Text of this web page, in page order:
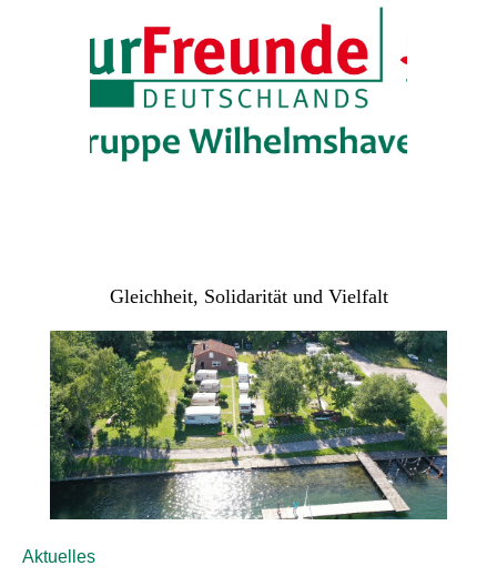
Gleichheit, Solidarität und Vielfalt
Aktuelles